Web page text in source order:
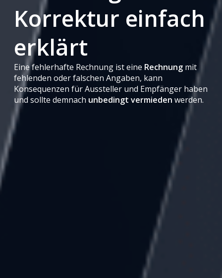
Korrektur einfach
erklärt
Eine fehlerhafte Rechnung ist eine Rechnung mit
fehlenden oder falschen Angaben, kann
Konsequenzen für Aussteller und Empfänger haben
und sollte demnach unbedingt vermieden werden.